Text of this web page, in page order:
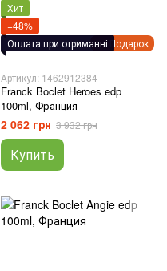
Подарок
Хит
−48%
Оплата при отриманні
Артикул: 1462912384
Franck Boclet Heroes edp
100ml, Франция
2 062 грн 3 932 грн
Купить